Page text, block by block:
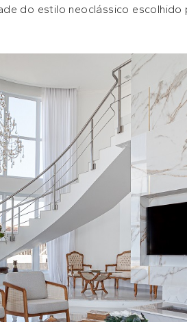
do estilo neoclássico escolhido